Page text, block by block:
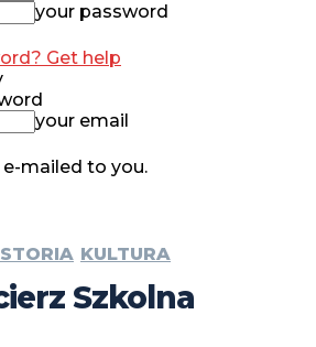
your password
Get help
your email
mailed to you.
KULTURA
Szkolna